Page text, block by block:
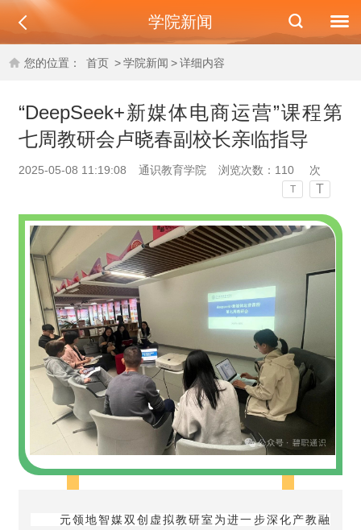
学院新闻
您的位置： 首页 >学院新闻 >详细内容
“DeepSeek+新媒体电商运营”课程第
七周教研会卢晓春副校长亲临指导
2025-05-08 11:19:08 通识教育学院 浏览次数： 110 次
T T
元领地智媒双创虚拟教研室为进一步深化产教融